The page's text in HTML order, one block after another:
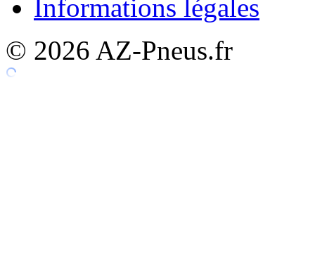
Informations légales
© 2026 AZ-Pneus.fr